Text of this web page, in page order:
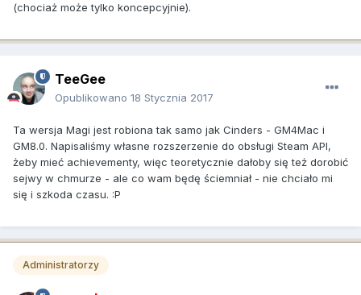
(chociaż może tylko koncepcyjnie).
TeeGee
Opublikowano 18 Stycznia 2017
Ta wersja Magi jest robiona tak samo jak Cinders - GM4Mac i
GM8.0. Napisaliśmy własne rozszerzenie do obsługi Steam API,
żeby mieć achievementy, więc teoretycznie dałoby się też dorobić
sejwy w chmurze - ale co wam będę ściemniał - nie chciało mi
się i szkoda czasu. :P
Administratorzy